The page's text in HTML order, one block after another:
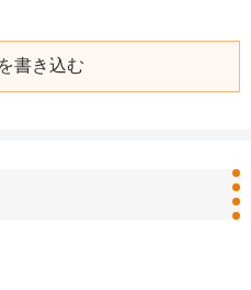
書き込む